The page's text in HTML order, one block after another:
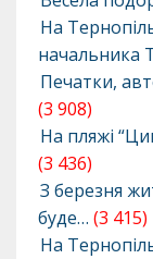
На
начальника
Печатки,
(3 908)
На пляжі
(3 436)
З березня
буде… (3 415)
На